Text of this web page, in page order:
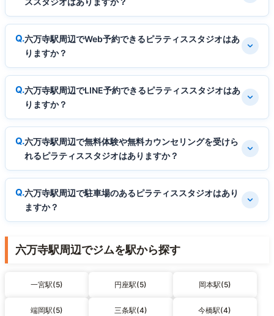
六万寺駅周辺でWeb予約できるピラティススタジオはあ
りますか？
六万寺駅周辺でLINE予約できるピラティススタジオはあ
りますか？
六万寺駅周辺で無料体験や無料カウンセリングを受けら
れるピラティススタジオはありますか？
六万寺駅周辺で駐車場のあるピラティススタジオはあり
ますか？
六万寺駅周辺でジムを駅から探す
一宮駅(5) 円座駅(5) 岡本駅(5)
端岡駅(5) 三条駅(4) 今橋駅(4)